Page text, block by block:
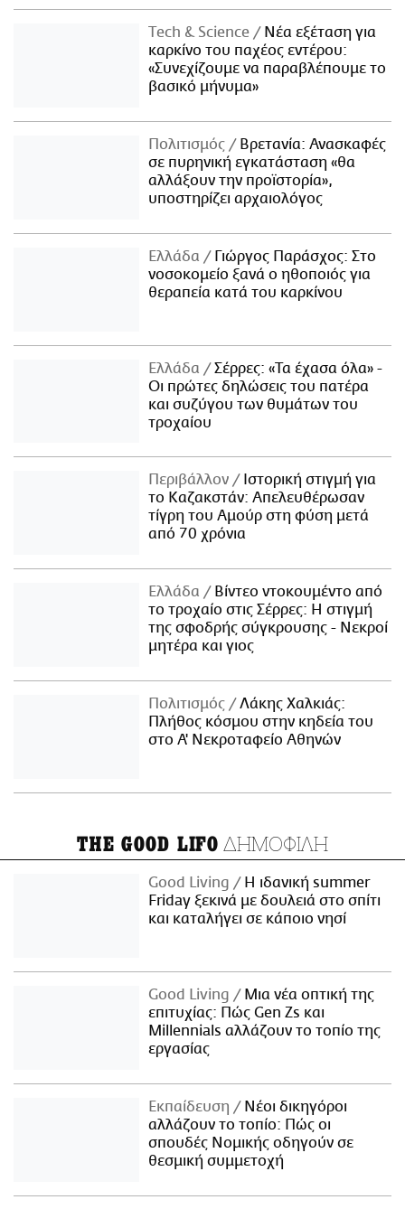
Τech & Science
Νέα εξέταση για
καρκίνο του παχέος εντέρου:
«Συνεχίζουμε να παραβλέπουμε το
βασικό μήνυμα»
Πολιτισμός
Βρετανία: Ανασκαφές
σε πυρηνική εγκατάσταση «θα
αλλάξουν την προϊστορία»,
υποστηρίζει αρχαιολόγος
Ελλάδα
Γιώργος Παράσχος: Στο
νοσοκομείο ξανά ο ηθοποιός για
θεραπεία κατά του καρκίνου
Ελλάδα
Σέρρες: «Τα έχασα όλα» -
Οι πρώτες δηλώσεις του πατέρα
και συζύγου των θυμάτων του
τροχαίου
Περιβάλλον
Ιστορική στιγμή για
το Καζακστάν: Απελευθέρωσαν
τίγρη του Αμούρ στη φύση μετά
από 70 χρόνια
Ελλάδα
Βίντεο ντοκουμέντο από
το τροχαίο στις Σέρρες: Η στιγμή
της σφοδρής σύγκρουσης - Νεκροί
μητέρα και γιος
Πολιτισμός
Λάκης Χαλκιάς:
Πλήθος κόσμου στην κηδεία του
στο Α' Νεκροταφείο Αθηνών
THE GOOD LIFO ΔΗΜΟΦΙΛΗ
Good Living
Η ιδανική summer
Friday ξεκινά με δουλειά στο σπίτι
και καταλήγει σε κάποιο νησί
Good Living
Μια νέα οπτική της
επιτυχίας: Πώς Gen Zs και
Millennials αλλάζουν το τοπίο της
εργασίας
Εκπαίδευση
Νέοι δικηγόροι
αλλάζουν το τοπίο: Πώς οι
σπουδές Νομικής οδηγούν σε
θεσμική συμμετοχή